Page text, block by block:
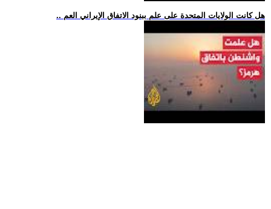
.. هل كانت الولايات المتحدة على علم ببنود الاتفاق الإيراني العم